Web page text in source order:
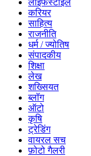
करियर
साहित्य
राजनीति
धर्म / ज्योतिष
संपादकीय
शिक्षा
लेख
शख्सियत
ब्लॉग
ऑटो
कृषि
ट्रेडिंग
वायरल सच
फ़ोटो गैलरी